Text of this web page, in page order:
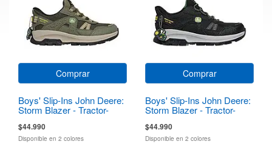
Comprar
Boys' Slip-Ins John Deere:
Storm Blazer - Tractor-
$44.990
Disponible en 2 colores
Comprar
Boys' Slip-Ins John Deere:
Storm Blazer - Tractor-
$44.990
Disponible en 2 colores